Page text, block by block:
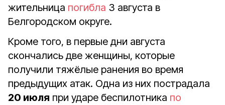
жительница погибла 3 августа в
Белгородском округе.
Кроме того, в первые дни августа
скончались две женщины, которые
получили тяжёлые ранения во время
предыдущих атак. Одна из них пострадала
20 июля при ударе беспилотника по